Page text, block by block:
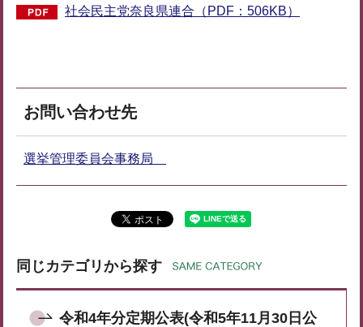
社会民主党奈良県連合（PDF：506KB）
お問い合わせ先
選挙管理委員会事務局
同じカテゴリから探す
令和4年分定期公表(令和5年11月30日公